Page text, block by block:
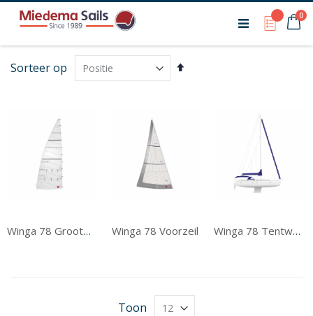
My 0
Sorteer op
Van
Winga 78 Grootzeil Winga 78 Voorzeil Winga 78 Tentwerk
Toon